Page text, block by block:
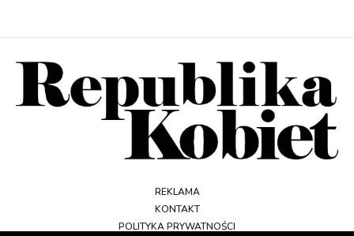
REKLAMA
KONTAKT
POLITYKA PRYWATNOŚCI